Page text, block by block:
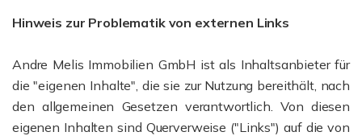
Hinweis zur Problematik von externen Links
Andre Melis Immobilien GmbH ist als Inhaltsanbieter für
die "eigenen Inhalte", die sie zur Nutzung bereithält, nach
den allgemeinen Gesetzen verantwortlich. Von diesen
eigenen Inhalten sind Querverweise ("Links") auf die von